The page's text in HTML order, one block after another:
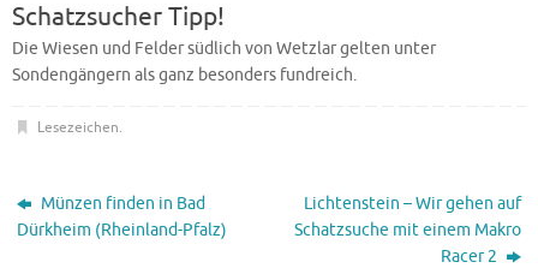
Schatzsucher Tipp!
Die Wiesen und Felder südlich von Wetzlar gelten unter
Sondengängern als ganz besonders fundreich.
Lesezeichen.
Münzen finden in Bad
Dürkheim (Rheinland-Pfalz)
Lichtenstein – Wir gehen auf
Schatzsuche mit einem Makro
Racer 2